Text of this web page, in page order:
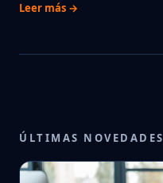
Leer más →
ÚLTIMAS NOVEDADES